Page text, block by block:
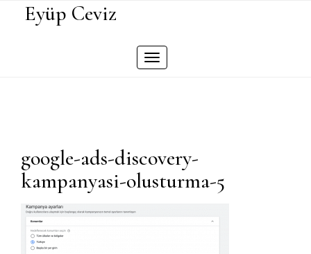
Eyüp Ceviz
Toggle
google-ads-discovery-
kampanyasi-olusturma-5